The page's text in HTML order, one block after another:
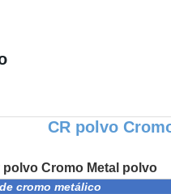
CR polvo
Cromo Metal polvo
cromo metálico